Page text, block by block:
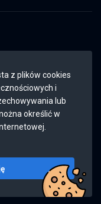
z plików cookies
i
lub
określić w
Wszystkie prawa